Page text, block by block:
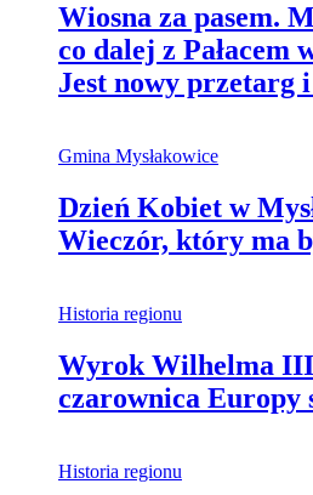
Wiosna za pasem.
co dalej z Pałacem
Jest nowy przetarg
Gmina Mysłakowice
Dzień Kobiet w
Wieczór, który ma
Historia regionu
Wyrok Wilhelma
czarownica Europy
Historia regionu